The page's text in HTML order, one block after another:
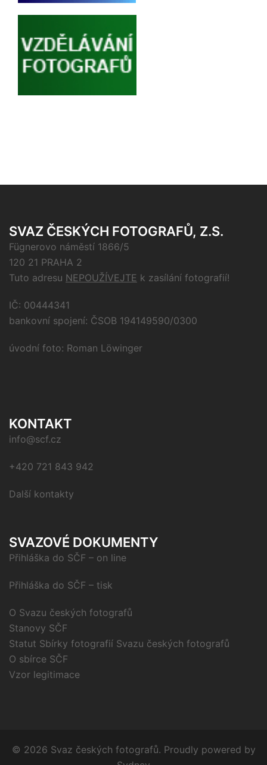
SVAZ ČESKÝCH FOTOGRAFŮ, Z.S.
Fügnerovo náměstí 1866/5
120 21 PRAHA 2
Tuto adresu NEPOUŽÍVEJTE k zasílání fotografií!
IČ: 00444341
bankovní spojení: ČSOB 194149590/0300
úvodní foto: Roman Löwinger
KONTAKT
info@scf.cz
+420 721 843 942
Další kontakty
SVAZOVÉ DOKUMENTY
Přihláška do SČF – on line
Přihláška do SČF – tisk
O Svazu českých fotografů
Stanovy SČF
Statut Sbírky fotografií Svazu českých fotografů
O sbírce SČF
Vzor legitimace
© 2026 Svaz českých fotografů. Proudly powered by